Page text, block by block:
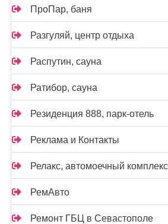
ПроПар, баня
Разгуляй, центр отдыха
Распутин, сауна
Ратибор, сауна
Резиденция 888, парк-отель
Реклама и Контакты
Релакс, автомоечный комплекс
РемАвто
Ремонт ГБЦ в Севастополе